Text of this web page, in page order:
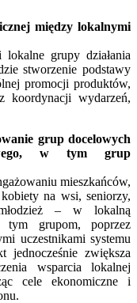
między lokalnymi
lokalne grupy działania
stworzenie podstawy
promocji produktów,
koordynacji wydarzeń,
grup docelowych
w tym grup
mieszkańców,
na wsi, seniorzy,
– w lokalną
tym grupom, poprzez
uczestnikami systemu
jednocześnie zwiększa
wsparcia lokalnej
cele ekonomiczne i